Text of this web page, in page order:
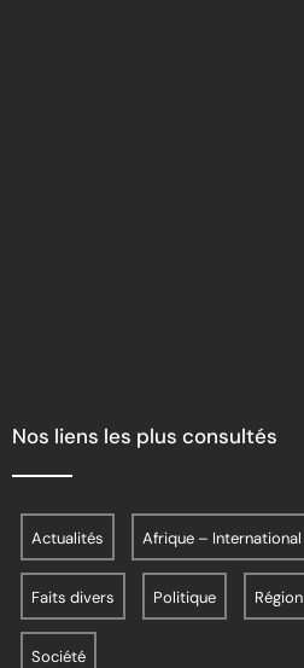
Nos liens les plus consultés
Actualités Afrique – International
Faits divers Politique Région
Société